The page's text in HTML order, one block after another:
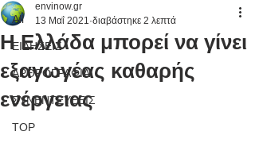
All
ΕΙΔΗΣΕΙΣ
ΑΡΘΡΟΓΡΑΦΙΑ
ΣΥΝΕΝΤΕΥΞΕΙΣ
TOP
Η Ελλάδα μπορεί να γίνει
εξαγωγέας καθαρής
ενέργειας
envinow.gr
13 Μαΐ 2021 διαβάστηκε 2 λεπτά